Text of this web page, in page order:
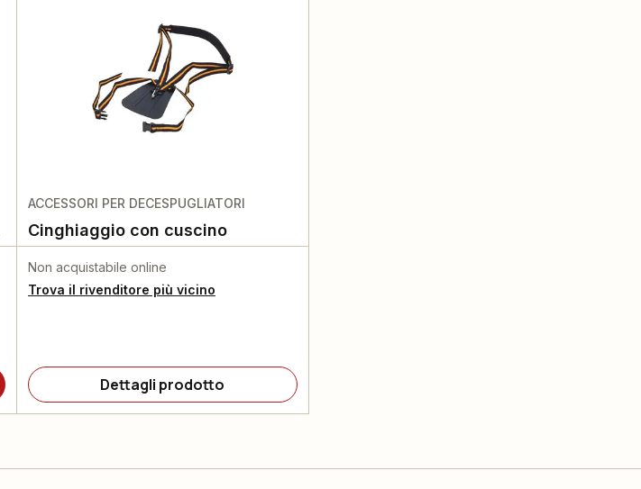
ACCESSORI PER DECESPUGLIATORI
Cinghiaggio con cuscino
Non acquistabile online
Trova il rivenditore più vicino
Dettagli prodotto